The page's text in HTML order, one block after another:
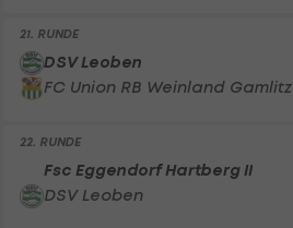
21. RUNDE
DSV Leoben
FC Union RB Weinland Gamlitz
22. RUNDE
Fsc Eggendorf Hartberg II
DSV Leoben